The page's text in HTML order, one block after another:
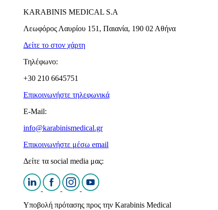
KARABINIS MEDICAL S.A
Λεωφόρος Λαυρίου 151, Παιανία, 190 02 Αθήνα
Δείτε το στον χάρτη
Τηλέφωνο:
+30 210 6645751
Επικοινωνήστε τηλεφωνικά
E-Mail:
info@karabinismedical.gr
Επικοινωνήστε μέσω email
Δείτε τα social media μας:
Υποβολή πρότασης προς την Karabinis Medical